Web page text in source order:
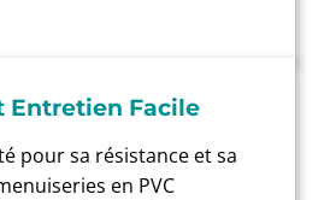
Entretien Facile
pour sa résistance et sa
en PVC